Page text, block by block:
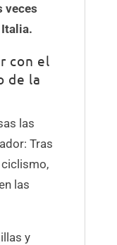
veces
con el
de la
las
Tras
las
y